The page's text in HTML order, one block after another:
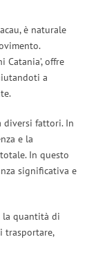
è naturale
Catania’, offre
a
diversi fattori. In
e la
In questo
significativa e
la quantità di
trasportare,